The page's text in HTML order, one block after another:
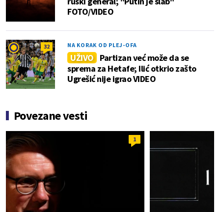
FOTO/VIDEO
32 NA KORAK OD PLEJ-OFA
UŽIVO Partizan već može da se
sprema za Hetafe; Ilić otkrio zašto
Ugrešić nije igrao VIDEO
Povezane vesti
1